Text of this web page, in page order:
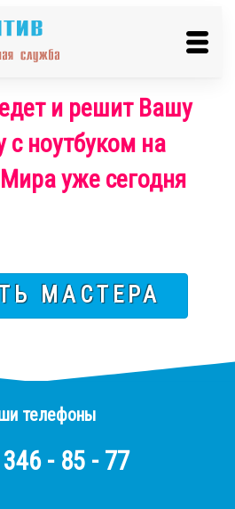
и решит Вашу
с ноутбуком на
уже сегодня
МАСТЕРА
телефоны
346 - 85 - 77